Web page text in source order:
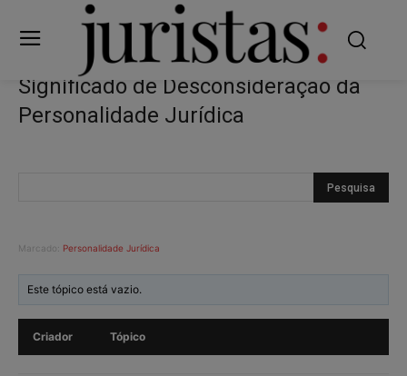
Significado de Desconsideração da
Personalidade Jurídica
Marcado: Personalidade Jurídica
Este tópico está vazio.
Criador Tópico